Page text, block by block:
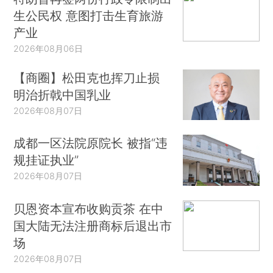
生公民权 意图打击生育旅游
产业
2026年08月06日
【商圈】松田克也挥刀止损
明治折戟中国乳业
2026年08月07日
成都一区法院原院长 被指“违
规挂证执业”
2026年08月07日
贝恩资本宣布收购贡茶 在中
国大陆无法注册商标后退出市
场
2026年08月07日